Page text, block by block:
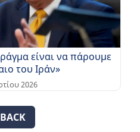
είναι να πάρουμε
του Ιράν»
2026